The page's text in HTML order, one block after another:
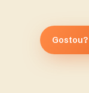
Gostou?